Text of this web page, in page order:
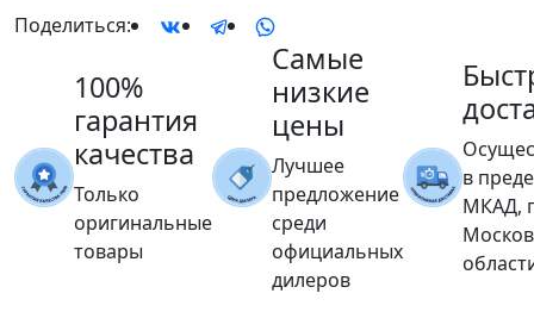
Поделиться:
100%
гарантия
качества
Только
оригинальные
товары
Самые
низкие
цены
Лучшее
предложение
среди
официальных
дилеров
в
МКАД,